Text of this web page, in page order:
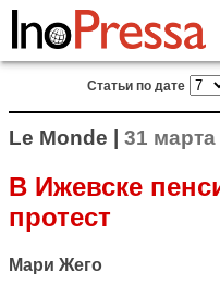
Статьи по дате
Le Monde | 31 марта
В Ижевске
протест
Мари Жего